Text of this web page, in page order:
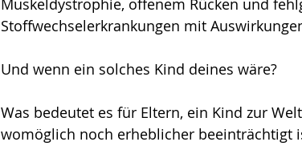
Stoffwechselerkrankungen mit
Und wenn ein solches Kind deines wäre?
Was bedeutet es für Eltern, ein Kind zur
womöglich noch erheblicher beeinträchtigt